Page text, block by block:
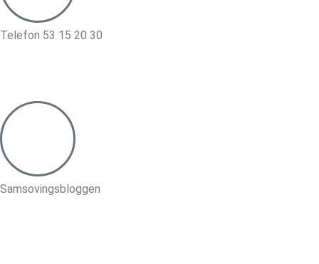
Telefon 53 15 20 30
Samsovingsbloggen